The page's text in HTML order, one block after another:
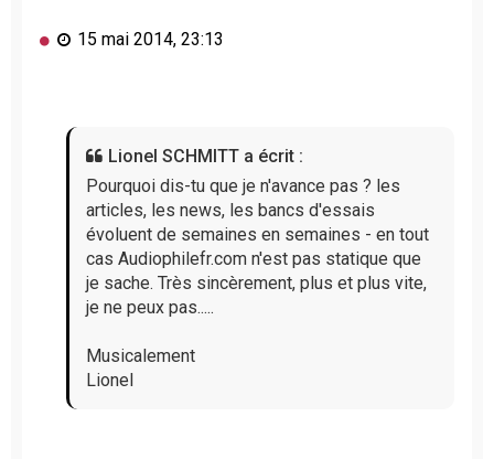
M 15 mai 2014, 23:13
Lionel SCHMITT a écrit :
Pourquoi dis-tu que je n'avance pas ? les
articles, les news, les bancs d'essais
évoluent de semaines en semaines - en tout
cas Audiophilefr.com n'est pas statique que
je sache. Très sincèrement, plus et plus vite,
je ne peux pas.....
Musicalement
Lionel